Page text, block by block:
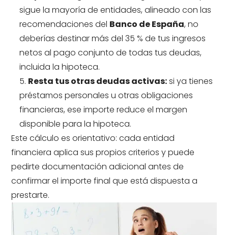
sigue la mayoría de entidades, alineado con las
recomendaciones del Banco de España, no
deberías destinar más del 35 % de tus ingresos
netos al pago conjunto de todas tus deudas,
incluida la hipoteca.
Resta tus otras deudas activas:si ya tienes
préstamos personales u otras obligaciones
financieras, ese importe reduce el margen
disponible para la hipoteca.
Este cálculo es orientativo: cada entidad
financiera aplica sus propios criterios y puede
pedirte documentación adicional antes de
confirmar el importe final que está dispuesta a
prestarte.